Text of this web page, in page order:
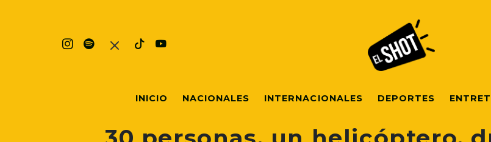
INICIO NACIONALES INTERNACIONALES DEPORTES